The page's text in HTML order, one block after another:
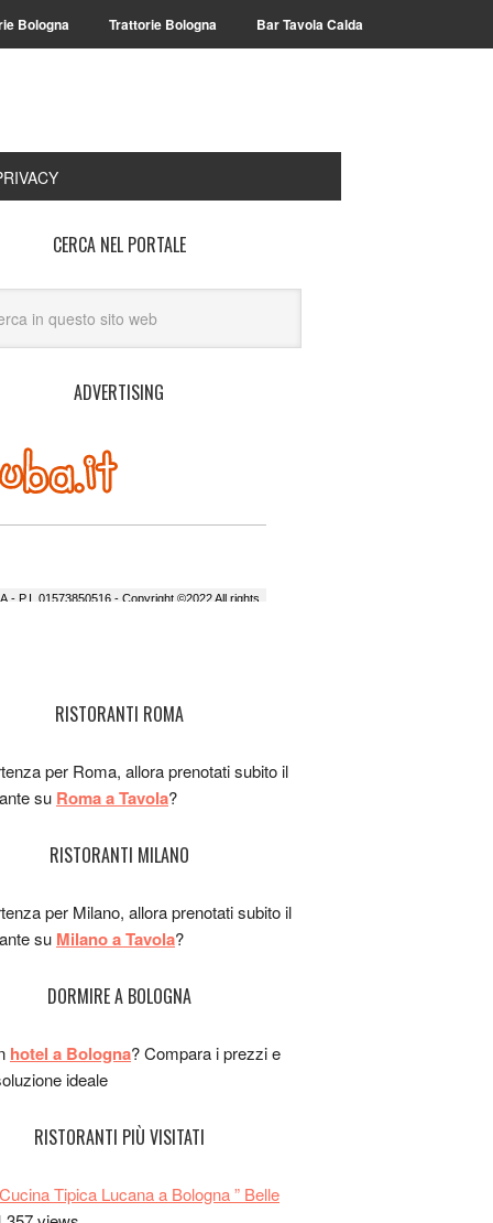
Bologna Trattorie Bologna Bar Tavola Calda
CERCA NEL PORTALE
ADVERTISING
RISTORANTI ROMA
per Roma, allora prenotati subito il
su Roma a Tavola?
RISTORANTI MILANO
per Milano, allora prenotati subito il
su Milano a Tavola?
DORMIRE A BOLOGNA
hotel a Bologna? Compara i prezzi e
ideale
RISTORANTI PIÙ VISITATI
Tipica Lucana a Bologna ” Belle